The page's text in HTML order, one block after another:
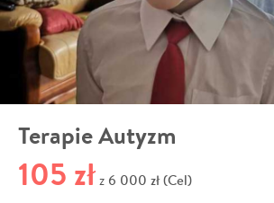
Terapie Autyzm
105 zł z 6 000 zł (Cel)